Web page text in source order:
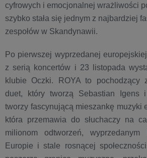
cyfrowych i emocjonalnej wrażliwości
szybko stała się jednym z najbardziej
zespołów w Skandynawii.
Po pierwszej wyprzedanej
z serią koncertów i 23 listopada
klubie Oczki. ROYA to pochodzący
duet, który tworzą Sebastian Igens
tworzy fascynującą mieszankę muzyki
która przemawia do słuchaczy na
milionom odtworzeń, wyprzedanym
Europie i stale rosnącej